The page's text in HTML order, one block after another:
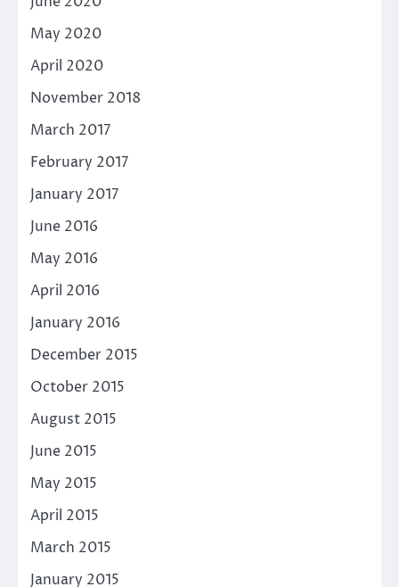
May 2020
April 2020
November 2018
March 2017
February 2017
January 2017
June 2016
May 2016
April 2016
January 2016
December 2015
October 2015
August 2015
June 2015
May 2015
April 2015
March 2015
January 2015